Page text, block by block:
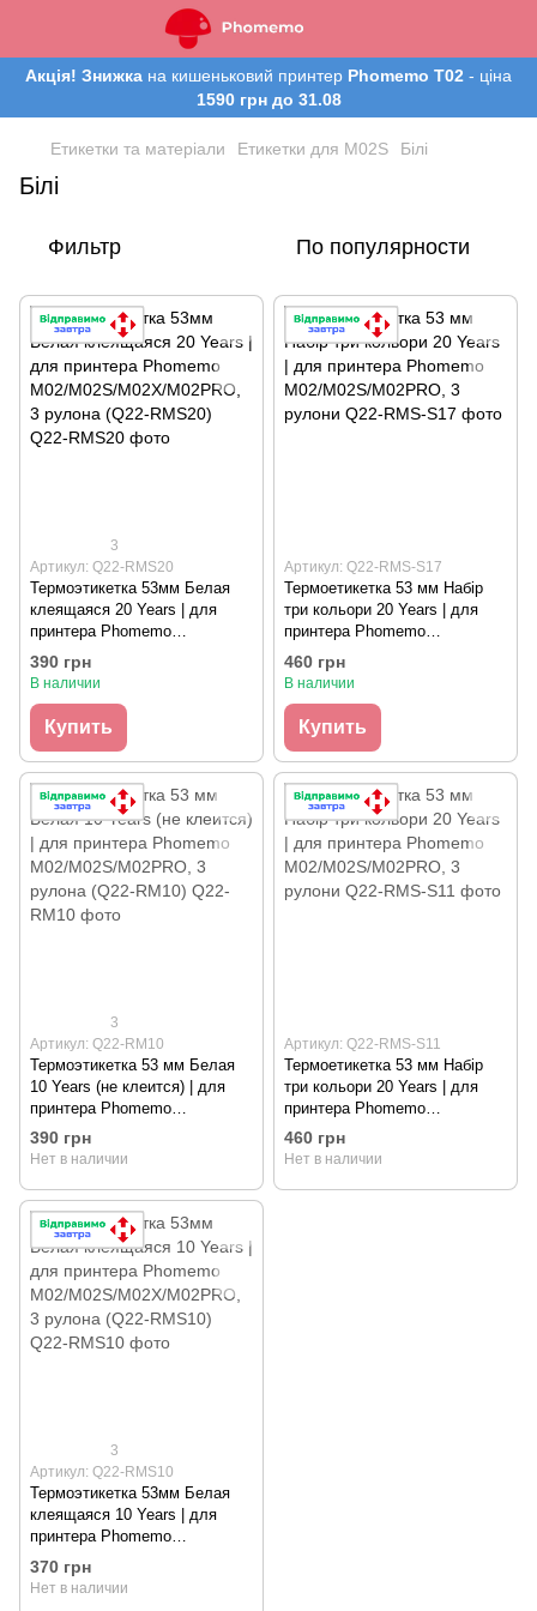
Акція! Знижка на кишеньковий принтер Phomemo T02 - ціна
1590 грн до 31.08
Етикетки та матеріали Етикетки для M02S Білі
Білі
Фильтр По популярности
3
Артикул: Q22-RMS20
Термоэтикетка 53мм Белая
клеящаяся 20 Years | для
принтера Phomemo
M02/M02S/M02X/M02PRO, 3
рулона (Q22-RMS20)
390 грн
В наличии
Купить
Артикул: Q22-RMS-S17
Термоетикетка 53 мм Набір
три кольори 20 Years | для
принтера Phomemo
M02/M02S/M02PRO, 3 рулони
460 грн
В наличии
Купить
3
Артикул: Q22-RM10
Термоэтикетка 53 мм Белая
10 Years (не клеится) | для
принтера Phomemo
M02/M02S/M02PRO, 3 рулона
(Q22-RM10)
390 грн
Нет в наличии
Артикул: Q22-RMS-S11
Термоетикетка 53 мм Набір
три кольори 20 Years | для
принтера Phomemo
M02/M02S/M02PRO, 3 рулони
460 грн
Нет в наличии
3
Артикул: Q22-RMS10
Термоэтикетка 53мм Белая
клеящаяся 10 Years | для
принтера Phomemo
M02/M02S/M02X/M02PRO, 3
рулона (Q22-RMS10)
370 грн
Нет в наличии